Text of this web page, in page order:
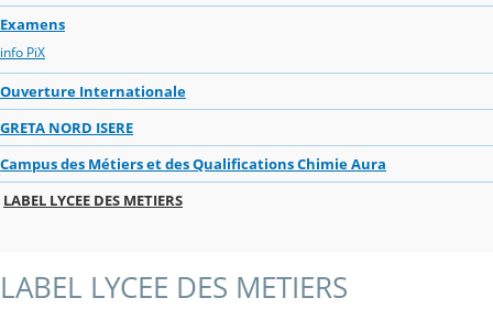
Examens
info PiX
Ouverture Internationale
GRETA NORD ISERE
Campus des Métiers et des Qualifications Chimie Aura
LABEL LYCEE DES METIERS
LABEL LYCEE DES METIERS